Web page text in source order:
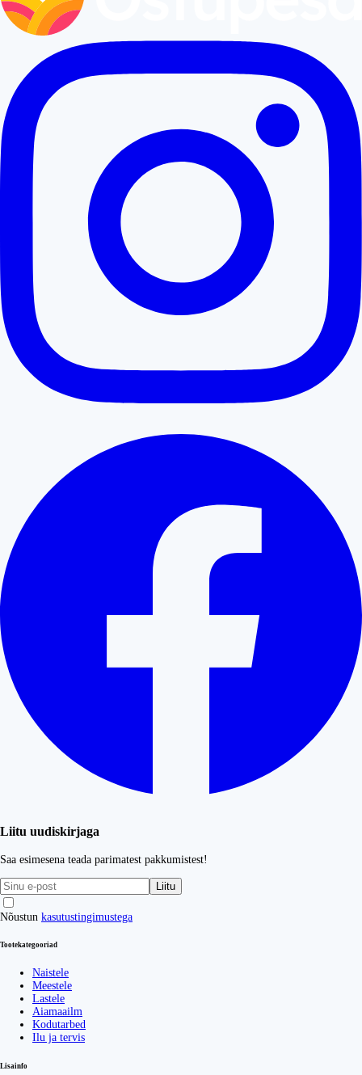
Liitu uudiskirjaga
Saa esimesena teada parimatest pakkumistest!
Liitu
Nõustun kasutustingimustega
Tootekategooriad
Naistele
Meestele
Lastele
Aiamaailm
Kodutarbed
Ilu ja tervis
Lisainfo